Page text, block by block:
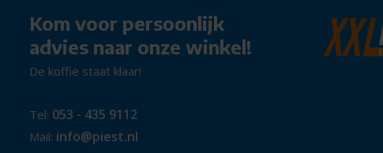
uitzoekt. Je
soms allebei. Een besteklade
Kom voor persoonlijk
advies naar onze winkel!
De koffie staat klaar!
Tel: 053 - 435 9112
Mail: info@piest.nl